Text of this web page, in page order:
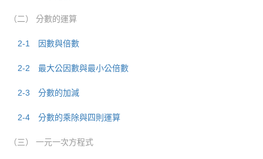
（二） 分數的運算
2-1 因數與倍數
2-2 最大公因數與最小公倍數
2-3 分數的加減
2-4 分數的乘除與四則運算
（三） 一元一次方程式